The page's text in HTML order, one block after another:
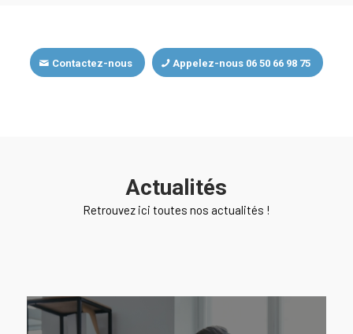
Contactez-nous Appelez-nous 06 50 66 98 75
Actualités
Retrouvez ici toutes nos actualités !